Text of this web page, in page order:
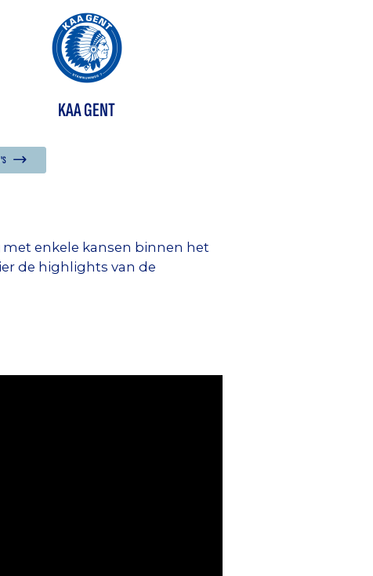
KAA GENT
enkele kansen binnen het
de highlights van de